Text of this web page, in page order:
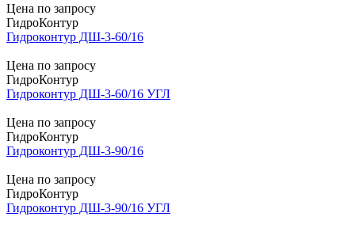
Цена по запросу
ГидроКонтур
Гидроконтур ДШ-3-60/16
Цена по запросу
ГидроКонтур
Гидроконтур ДШ-3-60/16 УГЛ
Цена по запросу
ГидроКонтур
Гидроконтур ДШ-3-90/16
Цена по запросу
ГидроКонтур
Гидроконтур ДШ-3-90/16 УГЛ